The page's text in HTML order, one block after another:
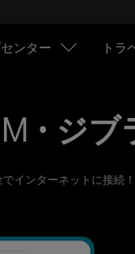
ンター トラ
• ジ
インターネットに接続